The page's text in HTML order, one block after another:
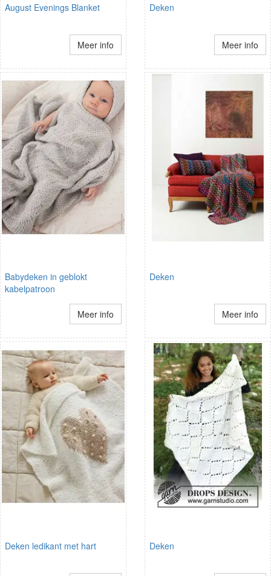
August Evenings Blanket
Meer info
Deken
Meer info
Babydeken in geblokt
kabelpatroon
Meer info
Deken
Meer info
Deken ledikant met hart Deken